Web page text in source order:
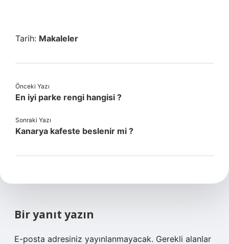
Tarih: Makaleler
Önceki Yazı
En iyi parke rengi hangisi ?
Sonraki Yazı
Kanarya kafeste beslenir mi ?
Bir yanıt yazın
E-posta adresiniz yayınlanmayacak. Gerekli alanlar